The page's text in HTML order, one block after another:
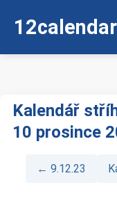
Kalendář
10 prosince
← 9.12.23